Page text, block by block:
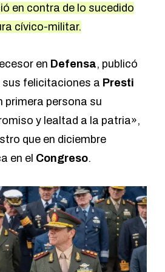
en contra de lo sucedido
cívico-militar.
en Defensa, publicó
sus felicitaciones a Presti
primera persona su
y lealtad a la patria»,
que en diciembre
en el Congreso.